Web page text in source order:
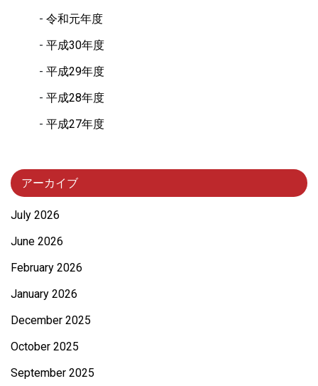
令和元年度
平成30年度
平成29年度
平成28年度
平成27年度
アーカイブ
July 2026
June 2026
February 2026
January 2026
December 2025
October 2025
September 2025